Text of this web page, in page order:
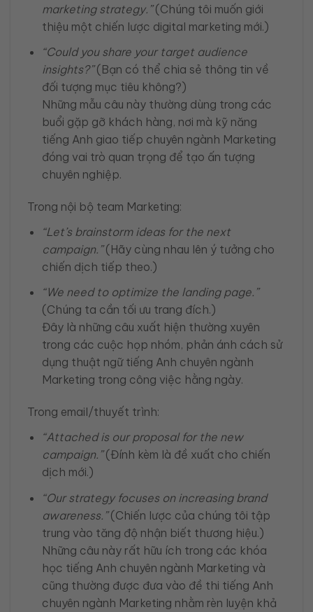
marketing strategy.”(Chúng tôi muốn giới
thiệu một chiến lược digital marketing mới.)
“Could you share your target audience
insights?”(Bạn có thể chia sẻ thông tin về
đối tượng mục tiêu không?)
Những mẫu câu này thường dùng trong các
buổi gặp gỡ khách hàng, nơi mà kỹ năng
tiếng Anh giao tiếp chuyên ngành Marketing
đóng vai trò quan trọng để tạo ấn tượng
chuyên nghiệp.
Trong nội bộ team Marketing:
“Let’s brainstorm ideas for the next
campaign.”(Hãy cùng nhau lên ý tưởng cho
chiến dịch tiếp theo.)
“We need to optimize the landing page.”
(Chúng ta cần tối ưu trang đích.)
Đây là những câu xuất hiện thường xuyên
trong các cuộc họp nhóm, phản ánh cách sử
dụng thuật ngữ tiếng Anh chuyên ngành
Marketing trong công việc hằng ngày.
Trong email/thuyết trình:
“Attached is our proposal for the new
campaign.”(Đính kèm là đề xuất cho chiến
dịch mới.)
“Our strategy focuses on increasing brand
awareness.”(Chiến lược của chúng tôi tập
trung vào tăng độ nhận biết thương hiệu.)
Những câu này rất hữu ích trong các khóa
học tiếng Anh chuyên ngành Marketing và
cũng thường được đưa vào đề thi tiếng Anh
chuyên ngành Marketing nhằm rèn luyện khả